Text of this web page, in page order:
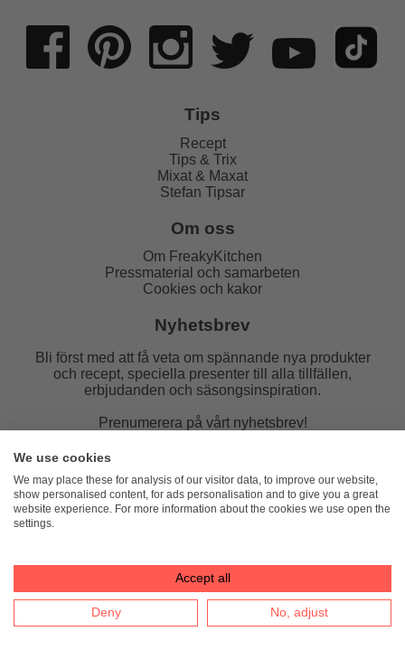
Tips
Recept
Tips & Trix
Mixat & Maxat
Stefan Tipsar
Om oss
Om FreakyKitchen
Pressmaterial och samarbeten
Cookies och kakor
Nyhetsbrev
Bli först med att få veta om spännande nya produkter
och recept, speciella presenter till alla tillfällen,
erbjudanden och säsongsinspiration.
Prenumerera på vårt nyhetsbrev!
E-post:
We use cookies
We may place these for analysis of our visitor data, to improve our website,
show personalised content, for ads personalisation and to give you a great
website experience. For more information about the cookies we use open the
settings.
Accept all
Deny No, adjust